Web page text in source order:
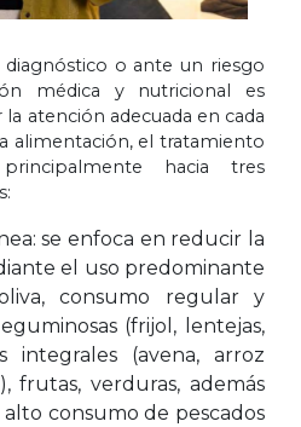
o ante un riesgo
médica y nutricional es
atención adecuada en cada
alimentación, el tratamiento
hacia tres
se enfoca en reducir la
el uso predominante
consumo regular y
(frijol, lentejas,
integrales (avena, arroz
frutas, verduras, además
consumo de pescados